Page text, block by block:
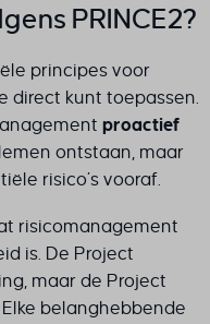
PRINCE2?
principes voor
direct kunt toepassen.
proactief
ontstaan, maar
risico’s vooraf.
risicomanagement
is. De Project
maar de Project
belanghebbende